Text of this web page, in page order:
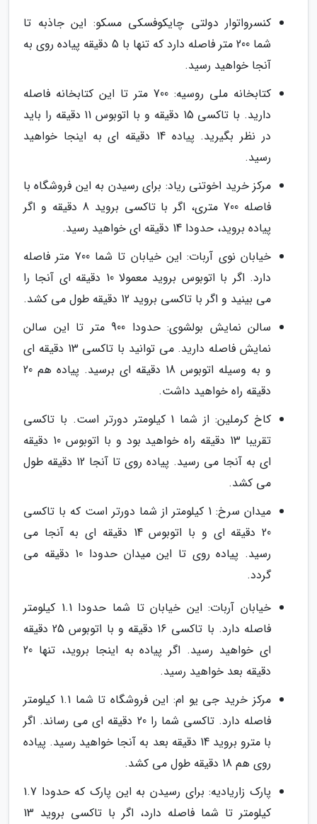
کنسرواتوار دولتی چایکوفسکی مسکو: این جاذبه تا
شما 200 متر فاصله دارد که تنها با 5 دقیقه پیاده روی به
آنجا خواهید رسید.
کتابخانه ملی روسیه: 700 متر تا این کتابخانه فاصله
دارید. با تاکسی 15 دقیقه و با اتوبوس 11 دقیقه را باید
در نظر بگیرید. پیاده 14 دقیقه ای به اینجا خواهید
رسید.
مرکز خرید اخوتنی ریاد: برای رسیدن به این فروشگاه با
فاصله 700 متری، اگر با تاکسی بروید 8 دقیقه و اگر
پیاده بروید، حدودا 14 دقیقه ای خواهید رسید.
خیابان نوی آربات: این خیابان تا شما 700 متر فاصله
دارد. اگر با اتوبوس بروید معمولا 10 دقیقه ای آنجا را
می بینید و اگر با تاکسی بروید 12 دقیقه طول می کشد.
سالن نمایش بولشوی: حدودا 900 متر تا این سالن
نمایش فاصله دارید. می توانید با تاکسی 13 دقیقه ای
و به وسیله اتوبوس 18 دقیقه ای برسید. پیاده هم 20
دقیقه راه خواهید داشت.
کاخ کرملین: از شما 1 کیلومتر دورتر است. با تاکسی
تقریبا 13 دقیقه راه خواهید بود و با اتوبوس 10 دقیقه
ای به آنجا می رسید. پیاده روی تا آنجا 12 دقیقه طول
می کشد.
میدان سرخ: 1 کیلومتر از شما دورتر است که با تاکسی
20 دقیقه ای و با اتوبوس 14 دقیقه ای به آنجا می
رسید. پیاده روی تا این میدان حدودا 10 دقیقه می
گردد.
خیابان آربات: این خیابان تا شما حدودا 1.1 کیلومتر
فاصله دارد. با تاکسی 16 دقیقه و با اتوبوس 25 دقیقه
ای خواهید رسید. اگر پیاده به اینجا بروید، تنها 20
دقیقه بعد خواهید رسید.
مرکز خرید جی یو ام: این فروشگاه تا شما 1.1 کیلومتر
فاصله دارد. تاکسی شما را 20 دقیقه ای می رساند. اگر
با مترو بروید 14 دقیقه بعد به آنجا خواهید رسید. پیاده
روی هم 18 دقیقه طول می کشد.
پارک زاریادیه: برای رسیدن به این پارک که حدودا 1.7
کیلومتر تا شما فاصله دارد، اگر با تاکسی بروید 13